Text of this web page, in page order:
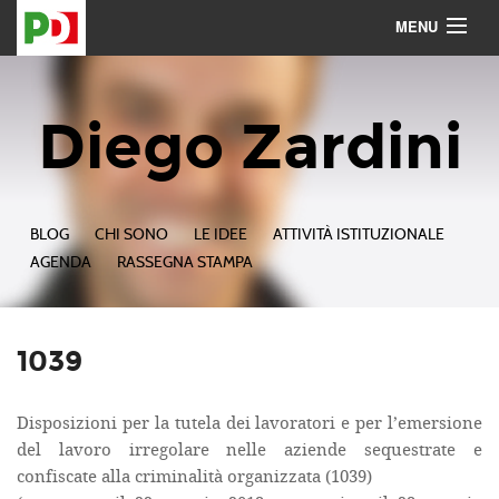
MENU
Diego Zardini
BLOG CHI SONO LE IDEE
ATTIVITÀ ISTITUZIONALE
AGENDA
RASSEGNA STAMPA
1039
Disposizioni per la tutela dei lavoratori e per l’emersione
del lavoro irregolare nelle aziende sequestrate e
confiscate alla criminalità organizzata (1039)